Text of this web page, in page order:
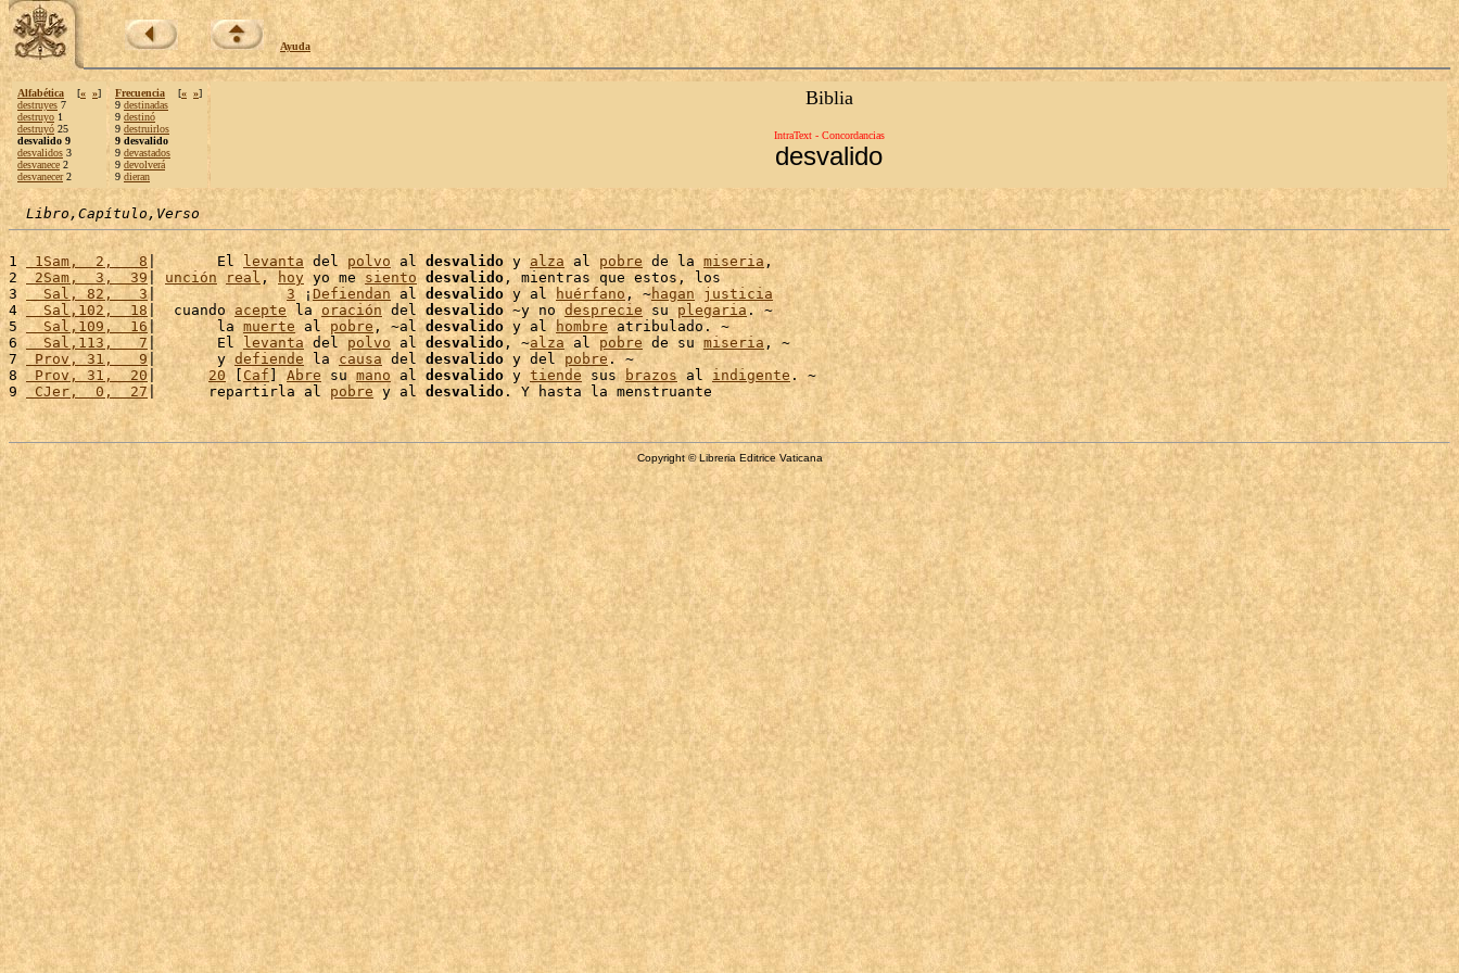
Ayuda
Alfabética [« »]
destruyes 7
destruyo 1
destruyó 25
desvalido 9
desvalidos 3
desvanece 2
desvanecer2
Frecuencia [« »]
9 destinadas
9 destinó
9 destruirlos
9 desvalido
9 devastados
9 devolverá
9 dieran
Biblia
IntraText - Concordancias
desvalido
Libro,Capítulo,Verso
1 1Sam,  2,   8 |       El levanta del polvo al desvalido y alza al pobre de la miseria ,
2 2Sam,  3,  39 | unción real , hoy yo me siento desvalido , mientras que estos, los
3
  Sal, 82,   3
| 3 ¡Defiendan al desvalido y al huérfano , ~hagan justicia
4
  Sal,102,  18
|  cuando acepte la oración del desvalido ~y no desprecie su plegaria . ~
5
  Sal,109,  16
|       la muerte al pobre , ~al desvalido y al hombre atribulado. ~
6
  Sal,113,   7
|       El levanta del polvo al desvalido , ~alza al pobre de su miseria , ~
7
Prov, 31,   9|       y defiende la causa del desvalido y del pobre . ~
8
Prov, 31,  20| 20 [ Caf ] Abre su mano al desvalido y tiende sus brazos al indigente . ~
9
CJer,  0,  27 |      repartirla al pobre y al desvalido
Copyright © Libreria Editrice Vaticana